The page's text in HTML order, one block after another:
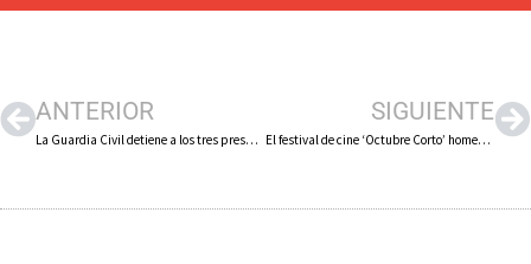
ANTERIOR
La Guardia Civil detiene a los tres presuntos autores del incendio de dos viviendas en la calle Carreto de Arnedo
SIGUIENTE
El festival de cine ‘Octubre Corto’ homenajea con su cartel a José Luis Cuerda y presenta la sección oficial